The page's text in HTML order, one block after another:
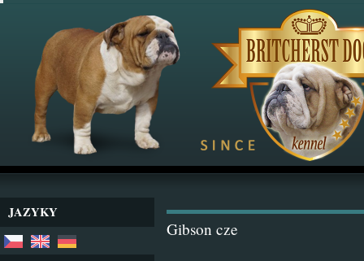
Gibson cze
JAZYKY